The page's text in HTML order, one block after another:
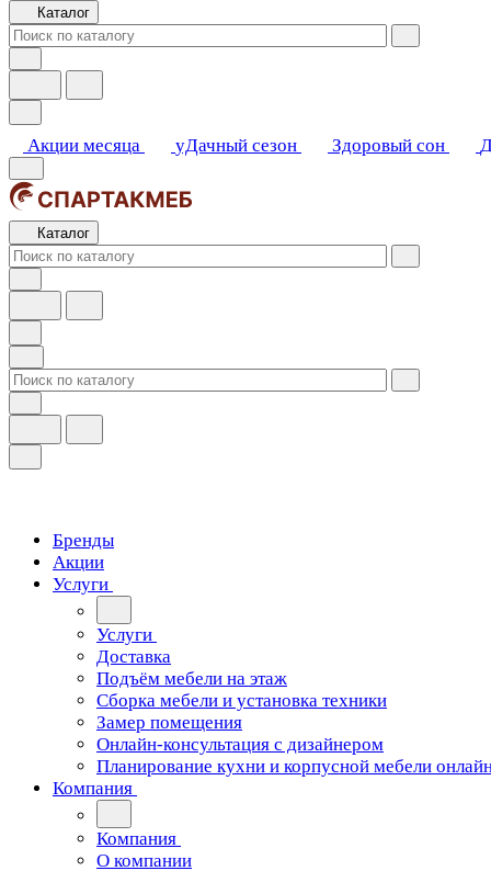
Каталог
Акции месяца уДачный сезон Здоровый сон
Каталог
Бренды
Акции
Услуги
Услуги
Доставка
Подъём мебели на этаж
Сборка мебели и установка техники
Замер помещения
Онлайн-консультация с дизайнером
Планирование кухни и корпусной мебели
Компания
Компания
О компании